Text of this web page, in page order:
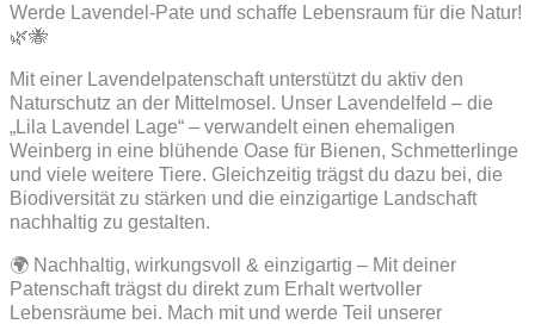
Werde Lavendel-Pate und schaffe Lebensraum für die Natur!
🌿🐝
Mit einer Lavendelpatenschaft unterstützt du aktiv den
Naturschutz an der Mittelmosel. Unser Lavendelfeld – die
„Lila Lavendel Lage“ – verwandelt einen ehemaligen
Weinberg in eine blühende Oase für Bienen, Schmetterlinge
und viele weitere Tiere. Gleichzeitig trägst du dazu bei, die
Biodiversität zu stärken und die einzigartige Landschaft
nachhaltig zu gestalten.
🌍 Nachhaltig, wirkungsvoll & einzigartig – Mit deiner
Patenschaft trägst du direkt zum Erhalt wertvoller
Lebensräume bei. Mach mit und werde Teil unserer